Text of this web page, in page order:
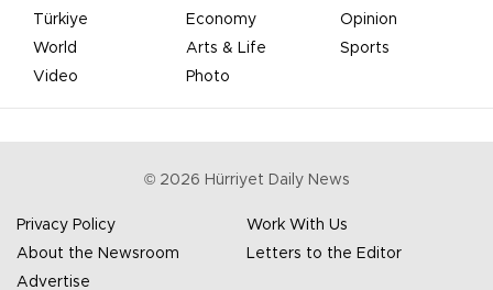
Türkiye Economy
Opinion
World
Arts & Life
Sports
Video
Photo
© 2026 Hürriyet Daily News
Privacy Policy
Work With Us
About the Newsroom
Letters to the Editor
Advertise